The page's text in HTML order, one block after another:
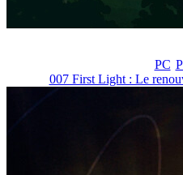
PC
007 First Light : Le